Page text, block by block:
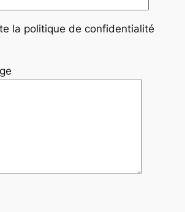
la politique de confidentialité